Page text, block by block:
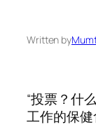
Written by
“投票？什
工作的保健